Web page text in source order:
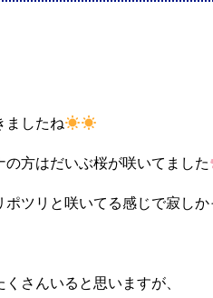
ましたね
方はだいぶ桜が咲いてました
ツリと咲いてる感じで寂しか
さんいると思いますが、